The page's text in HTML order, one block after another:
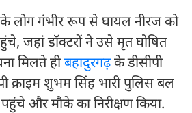
गंभीर रूप से घायल नीरज को
जहां डॉक्टरों ने उसे मृत घोषित
मिलते हीबहादुरगढ़के डीसीपी
क्राइम शुभम सिंह भारी पुलिस बल
और मौके का निरीक्षण किया.